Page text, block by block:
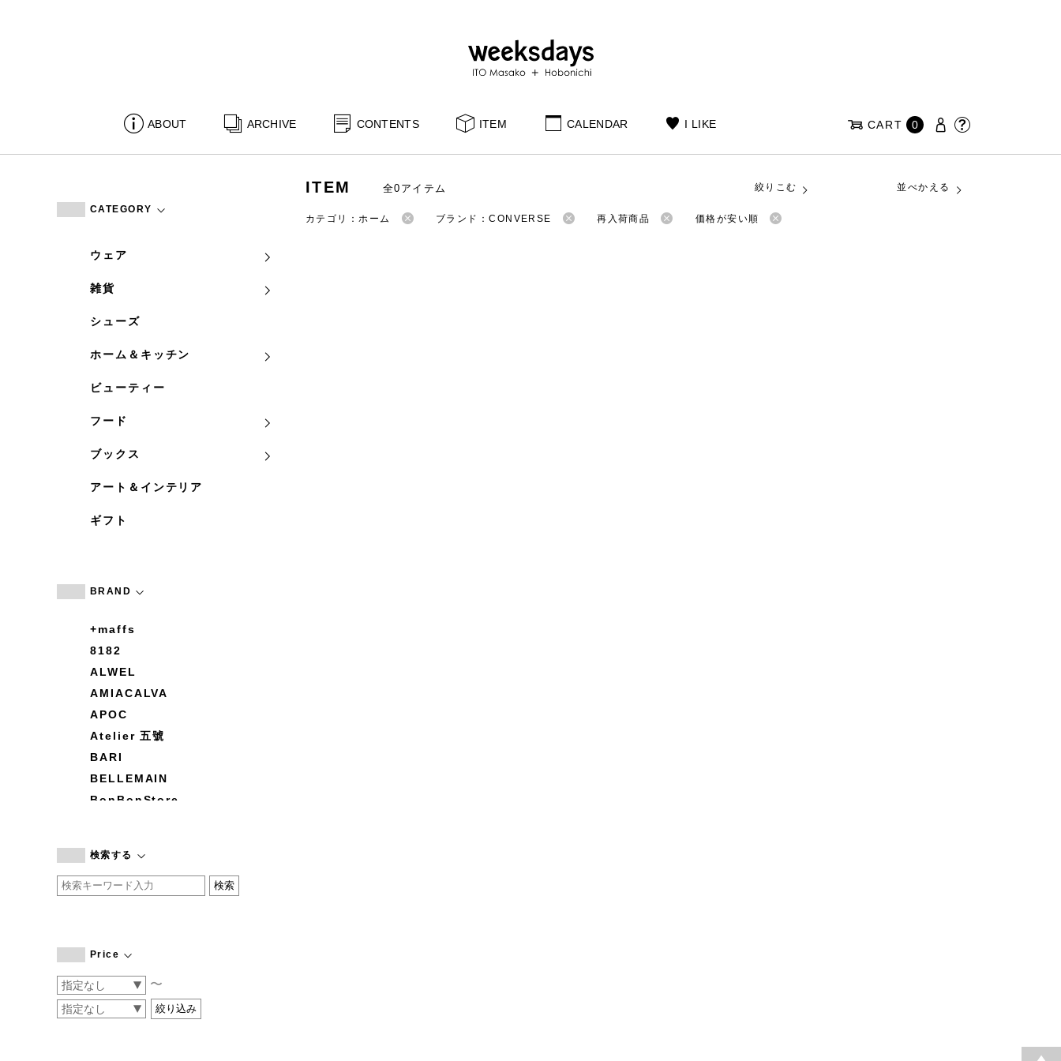
ABOUT ARCHIVE CONTENTS ITEM CALENDAR I LIKE CART 0
CATEGORY
ウェア
雑貨
シューズ
ホーム＆キッチン
ビューティー
フード
ブックス
アート＆インテリア
ギフト
BRAND
+maffs
8182
ALWEL
AMIACALVA
APOC
Atelier 五號
BARI
BELLEMAIN
BonBonStore
by basics
CATWORTH
COGTHEBIGSMOKE
CONVERSE
DEAN & DELUCA
検索する
Price
〜
ITEM 全0アイテム 絞りこむ 並べかえる
カテゴリ：ホーム ブランド：CONVERSE 再入荷商品 価格が安い順